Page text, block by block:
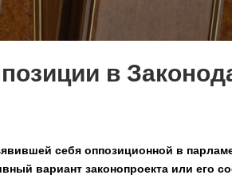
в
себя оппозиционной в
вариант законопроекта или его